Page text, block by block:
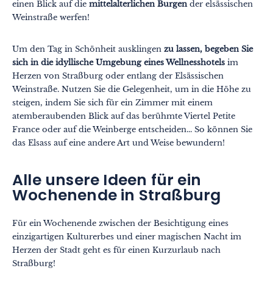
einen Blick auf die mittelalterlichen Burgender elsässischen
Weinstraße werfen!
Um den Tag in Schönheit ausklingen zu lassen, begeben Sie
sich in die idyllische Umgebung eines Wellnesshotels im
Herzen von Straßburg oder entlang der Elsässischen
Weinstraße. Nutzen Sie die Gelegenheit, um in die Höhe zu
steigen, indem Sie sich für ein Zimmer mit einem
atemberaubenden Blick auf das berühmte Viertel Petite
France oder auf die Weinberge entscheiden... So können Sie
das Elsass auf eine andere Art und Weise bewundern!
Alle unsere Ideen für ein
Wochenende in Straßburg
Für ein Wochenende zwischen der Besichtigung eines
einzigartigen Kulturerbes und einer magischen Nacht im
Herzen der Stadt geht es für einen Kurzurlaub nach
Straßburg!